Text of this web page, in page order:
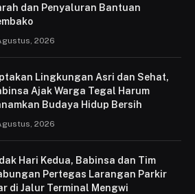
dan Penyaluran Bantuan
2026
Lingkungan Asri dan Sehat,
Ajak Warga Tegal Harum
Budaya Hidup Bersih
2026
Hari Kedua, Babinsa dan Tim
Pertegas Larangan Parkir
di Jalur Terminal Mengwi